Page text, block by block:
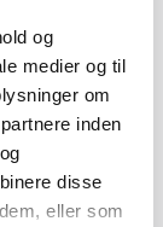
og
medier og til
om
inden
disse
eller som
ifølge
at det
mangel på
er tale